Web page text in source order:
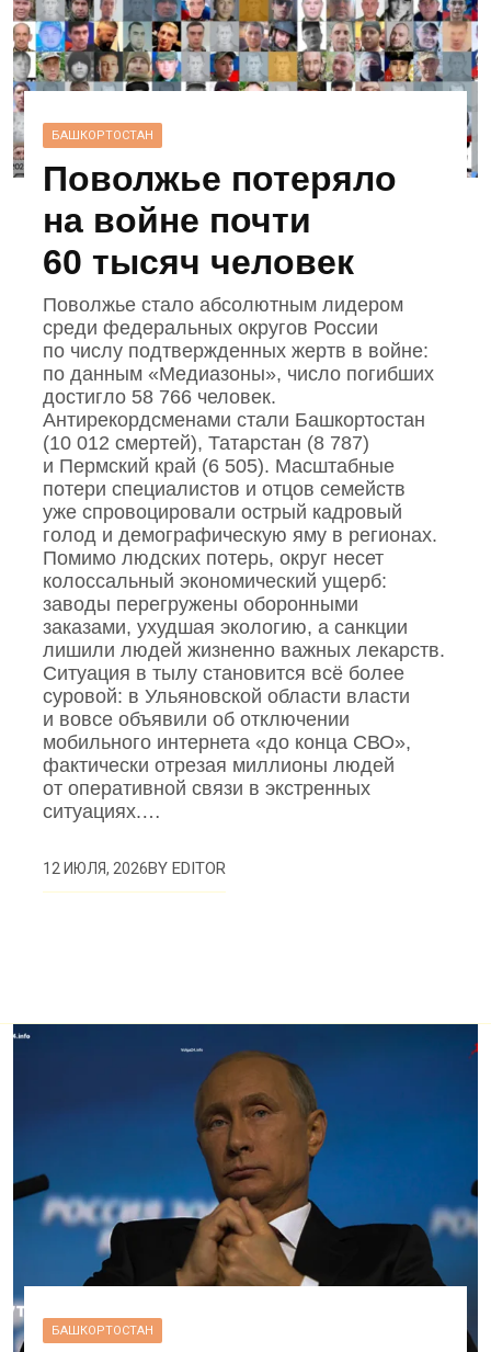
БАШКОРТОСТАН
Поволжье потеряло
на войне почти
60 тысяч человек
Поволжье стало абсолютным лидером
среди федеральных округов России
по числу подтвержденных жертв в войне:
по данным «Медиазоны», число погибших
достигло 58 766 человек.
Антирекордсменами стали Башкортостан
(10 012 смертей), Татарстан (8 787)
и Пермский край (6 505). Масштабные
потери специалистов и отцов семейств
уже спровоцировали острый кадровый
голод и демографическую яму в регионах.
Помимо людских потерь, округ несет
колоссальный экономический ущерб:
заводы перегружены оборонными
заказами, ухудшая экологию, а санкции
лишили людей жизненно важных лекарств.
Ситуация в тылу становится всё более
суровой: в Ульяновской области власти
и вовсе объявили об отключении
мобильного интернета «до конца СВО»,
фактически отрезая миллионы людей
от оперативной связи в экстренных
ситуациях.…
12 ИЮЛЯ, 2026BYEDITOR
БАШКОРТОСТАН